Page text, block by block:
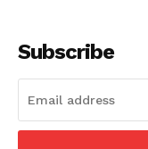
Subscribe